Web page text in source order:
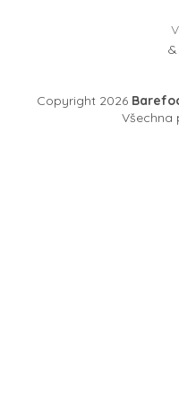
&
Copyright 2026
Všechna